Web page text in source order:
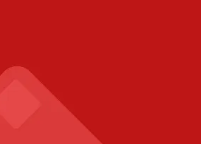
support utilisateurs